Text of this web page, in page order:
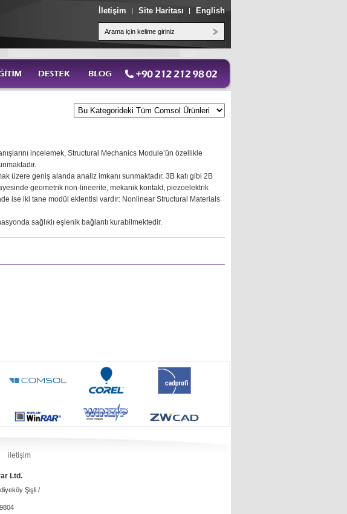
İletişim Site Haritası English
incelemek, Structural Mechanics Module’ün özellikle
üzere geniş alanda analiz imkanı sunmaktadır. 3B katı gibi 2B
geometrik non-lineerite, mekanik kontakt, piezoelektrik
ise iki tane modül eklentisi vardır: Nonlinear Structural Materials
sağlıklı eşlenik bağlantı kurabilmektedir.
iletişim
Ltd.
Şişli /